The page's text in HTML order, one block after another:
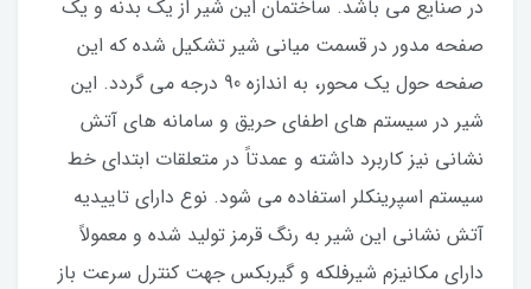
در صنایع می باشد. ساختمان این شیر از یک بدنه و یک
صفحه مدور در قسمت میانی شیر تشکیل شده که این
صفحه حول یک محور، به اندازه 90 درجه می گردد. این
شیر در سیستم های اطفای حریق و سامانه های آتش
نشانی نیز کاربرد داشته و عمدتاً در متعلقات ابتدای خط
سیستم اسپرینکلر استفاده می شود. نوع دارای تاییدیه
آتش نشانی این شیر به رنگ قرمز تولید شده و معمولاً
دارای مکانیزم شیرفلکه و گیربکس جهت کنترل سرعت باز